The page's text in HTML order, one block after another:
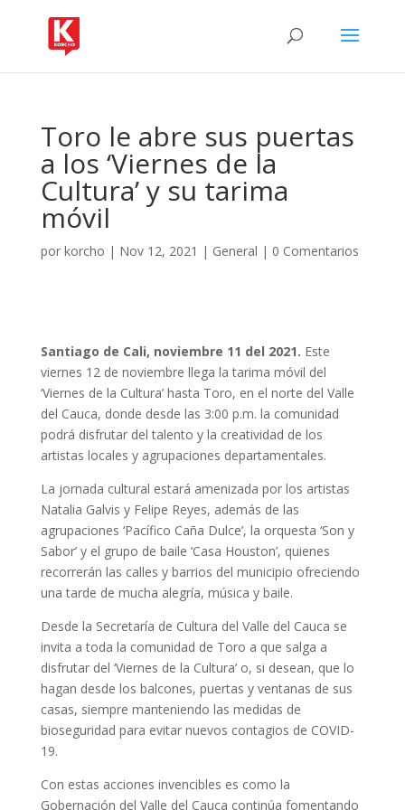
Toro le abre sus puertas
a los ‘Viernes de la
Cultura’ y su tarima
móvil
por korcho | Nov 12, 2021 | General | 0 Comentarios
Santiago de Cali, noviembre 11 del 2021. Este
viernes 12 de noviembre llega la tarima móvil del
‘Viernes de la Cultura’ hasta Toro, en el norte del Valle
del Cauca, donde desde las 3:00 p.m. la comunidad
podrá disfrutar del talento y la creatividad de los
artistas locales y agrupaciones departamentales.
La jornada cultural estará amenizada por los artistas
Natalia Galvis y Felipe Reyes, además de las
agrupaciones ‘Pacífico Caña Dulce’, la orquesta ‘Son y
Sabor’ y el grupo de baile ‘Casa Houston’, quienes
recorrerán las calles y barrios del municipio ofreciendo
una tarde de mucha alegría, música y baile.
Desde la Secretaría de Cultura del Valle del Cauca se
invita a toda la comunidad de Toro a que salga a
disfrutar del ‘Viernes de la Cultura’ o, si desean, que lo
hagan desde los balcones, puertas y ventanas de sus
casas, siempre manteniendo las medidas de
bioseguridad para evitar nuevos contagios de COVID-
19.
Con estas acciones invencibles es como la
Gobernación del Valle del Cauca continúa fomentando